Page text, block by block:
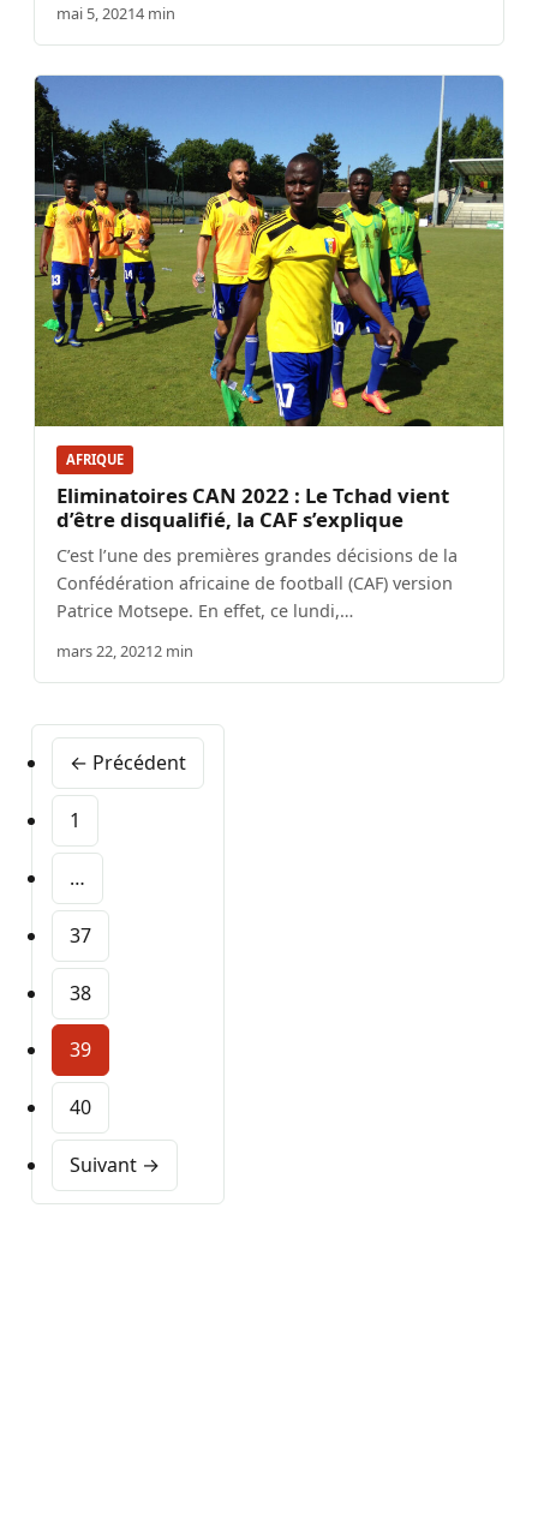
mai 5, 20214 min
AFRIQUE
Eliminatoires CAN 2022 : Le Tchad vient
d’être disqualifié, la CAF s’explique
C’est l’une des premières grandes décisions de la
Confédération africaine de football (CAF) version
Patrice Motsepe. En effet, ce lundi,…
mars 22, 20212 min
← Précédent
1
…
37
38
39
40
Suivant →